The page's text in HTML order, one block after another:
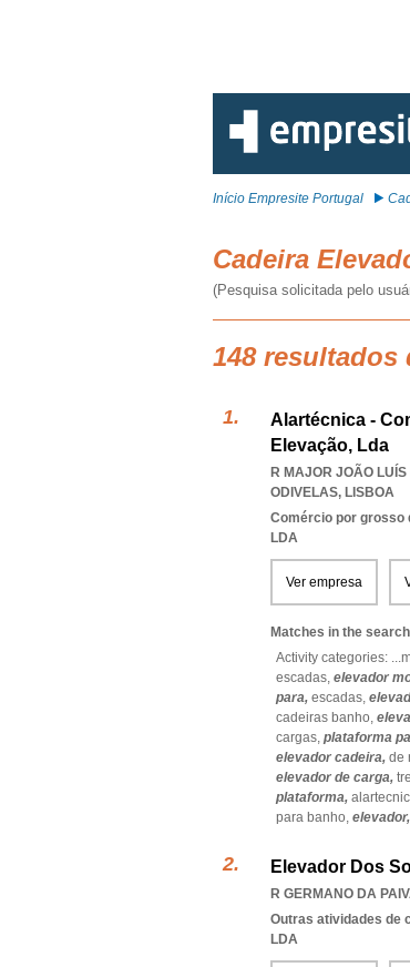
Início Empresite Portugal
Cadeira
(Pesquisa solicitada pelo
148 resultados
Alartécnica -
Elevação, Lda
R MAJOR JOÃO
ODIVELAS, LISBOA
Comércio por grosso
LDA
Ver empresa
Matches in the
Activity categories: ...
escadas, elevador
para, escadas,
cadeiras banho,
cargas, plataforma
elevador cadeira, de
elevador de carga,
plataforma,
para banho, elevador,
Elevador Dos
R GERMANO DA
Outras atividades de
LDA